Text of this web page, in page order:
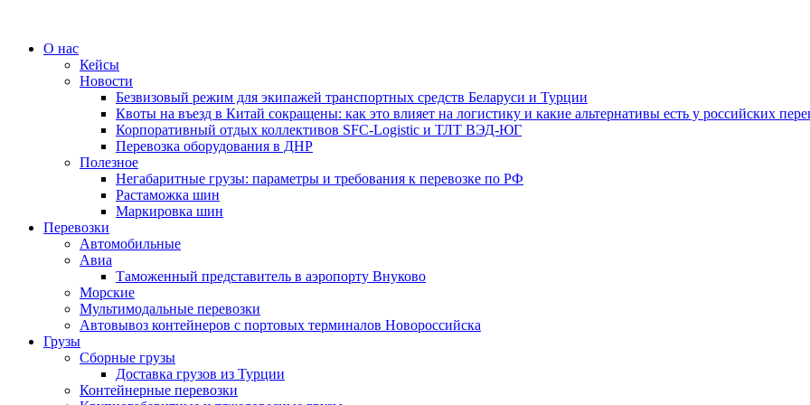
О нас
Кейсы
Новости
Безвизовый режим для экипажей транспортных средств Беларуси и Турции
Квоты на въезд в Китай сокращены: как это влияет на логистику и какие альтернативы есть у российских
Корпоративный отдых коллективов SFC-Logistic и ТЛТ ВЭД-ЮГ
Перевозка оборудования в ДНР
Полезное
Негабаритные грузы: параметры и требования к перевозке по РФ
Растаможка шин
Маркировка шин
Перевозки
Автомобильные
Авиа
Таможенный представитель в аэропорту Внуково
Морские
Мультимодальные перевозки
Автовывоз контейнеров с портовых терминалов Новороссийска
Грузы
Сборные грузы
Доставка грузов из Турции
Контейнерные перевозки